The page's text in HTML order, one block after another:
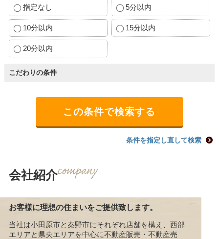
指定なし 5分以内
10分以内 15分以内
20分以内
こだわりの条件
条件を指定し直して検索
会社紹介
お客様に理想の住まいをご提供致します。
当社は小田原市と秦野市にそれぞれ店舗を構え、西部
エリアと県央エリアを中心に不動産販売・不動産売